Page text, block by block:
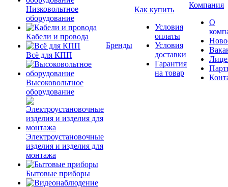
Низковольтное
оборудование
Кабели и провода
Всё для КПП
Высоковольтное
оборудование
Электроустановочные
изделия и изделия для
монтажа
Бытовые приборы
Бренды
Как купить
Условия
оплаты
Условия
доставки
Гарантия
на товар
Компания
О